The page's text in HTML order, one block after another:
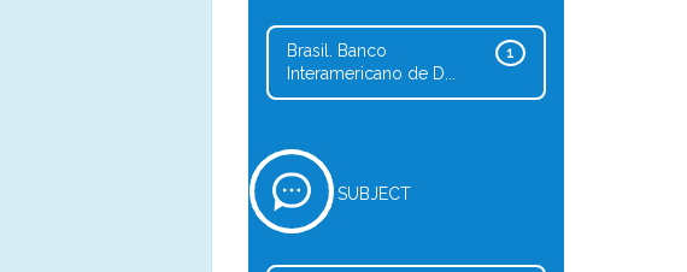
1
Brasil. Banco
Interamericano de D...
SUBJECT